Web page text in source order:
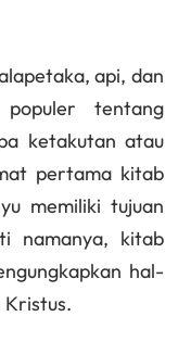
api, dan
populer tentang
ketakutan atau
pertama kitab
memiliki tujuan
namanya, kitab
hal-
Kristus.